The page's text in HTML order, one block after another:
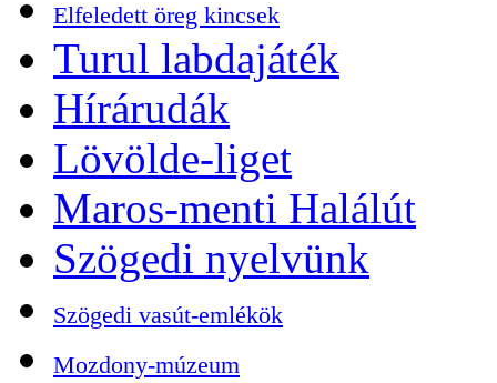
Elfeledett öreg kincsek
Turul labdajáték
Hírárudák
Lövölde-liget
Maros-menti Halálút
Szögedi nyelvünk
Szögedi vasút-emlékök
Mozdony-múzeum